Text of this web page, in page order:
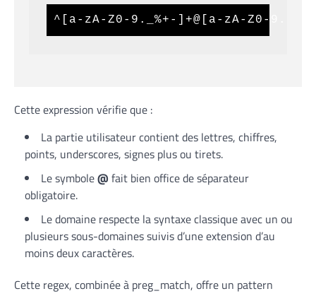
^[a-zA-Z0-9._%+-]+@[a-zA-Z0-9.-
Cette expression vérifie que :
La partie utilisateur contient des lettres, chiffres,
points, underscores, signes plus ou tirets.
Le symbole@ fait bien office de séparateur
obligatoire.
Le domaine respecte la syntaxe classique avec un ou
plusieurs sous-domaines suivis d’une extension d’au
moins deux caractères.
Cette regex, combinée à preg_match, offre un pattern